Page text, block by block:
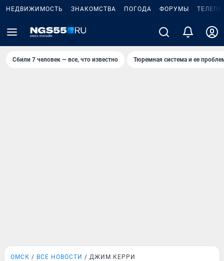
НЕДВИЖИМОСТЬ ЗНАКОМСТВА ПОГОДА ФОРУМЫ
Сбили 7 человек — все, что известно Тюремная система и ее
ОМСК ВСЕ НОВОСТИ ДЖИМ КЕРРИ